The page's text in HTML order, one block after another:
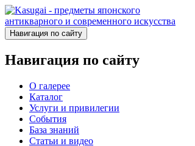
Навигация по сайту
Навигация по сайту
О галерее
Каталог
Услуги и привилегии
События
База знаний
Статьи и видео